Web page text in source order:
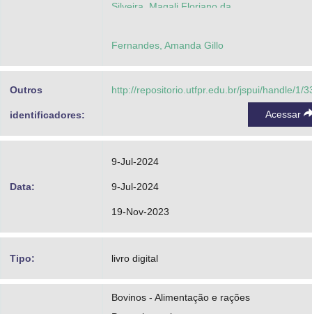
Silveira, Magali Floriano da
Fernandes, Amanda Gillo
Outros
identificadores:
http://repositorio.utfpr.edu.br/jspui/handle/1/
Acessar
Data:
9-Jul-2024
9-Jul-2024
19-Nov-2023
Tipo: livro digital
Bovinos - Alimentação e rações